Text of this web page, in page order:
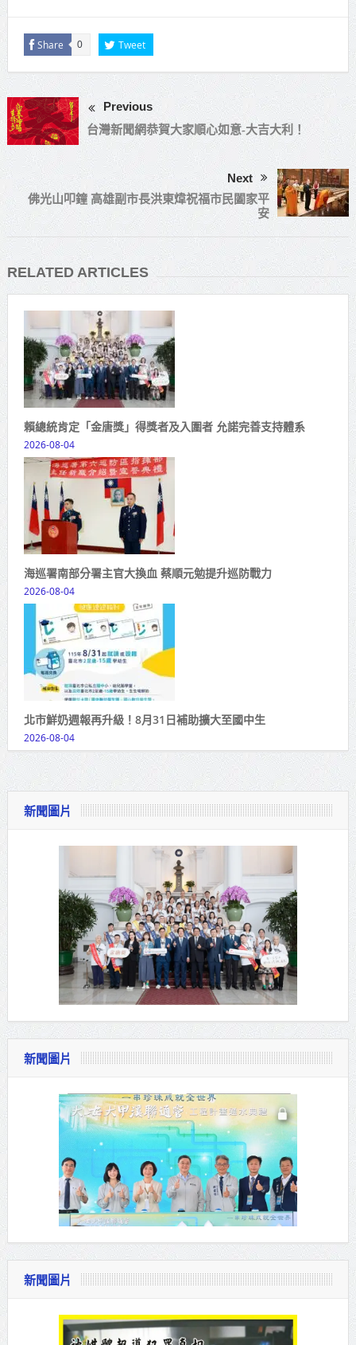
Share 0 Tweet
Previous
台灣新聞網恭賀大家順心如意-大吉大利！
Next
佛光山叩鐘 高雄副市長洪東煒祝福市民闔家平
安
RELATED ARTICLES
賴總統肯定「金唐獎」得獎者及入圍者 允諾完善支持體系
2026-08-04
海巡署南部分署主官大換血 蔡順元勉提升巡防戰力
2026-08-04
北市鮮奶週報再升級！8月31日補助擴大至國中生
2026-08-04
新聞圖片
新聞圖片
新聞圖片